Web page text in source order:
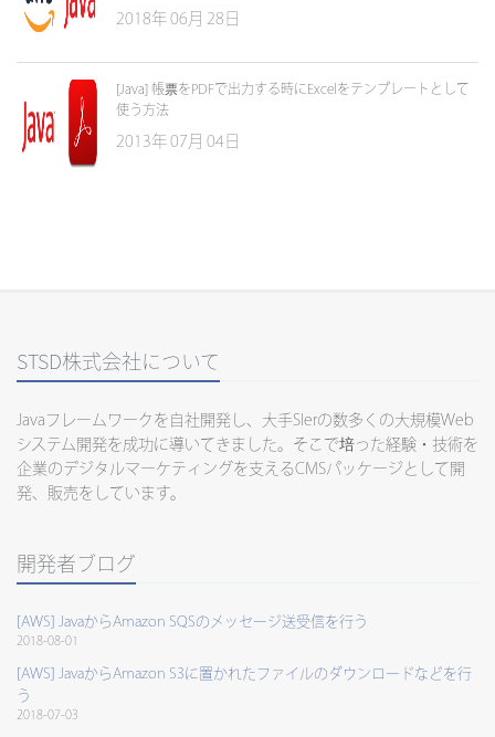
2018年 06月 28日
[Java] 帳票をPDFで出力する時にExcelをテンプレートとして
使う方法
2013年 07月 04日
STSD株式会社について
Javaフレームワークを自社開発し、大手SIerの数多くの大規模Web
システム開発を成功に導いてきました。そこで培った経験・技術を
企業のデジタルマーケティングを支えるCMSパッケージとして開
発、販売をしています。
開発者ブログ
[AWS] JavaからAmazon SQSのメッセージ送受信を行う
2018-08-01
[AWS] JavaからAmazon S3に置かれたファイルのダウンロードなどを行
う
2018-07-03